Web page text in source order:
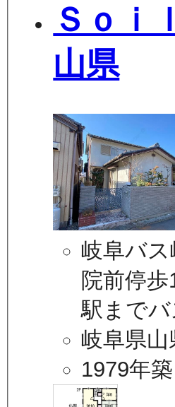
Ｓｏｉ
山県
岐阜バ
院前停
駅まで
岐阜県山
1979年築